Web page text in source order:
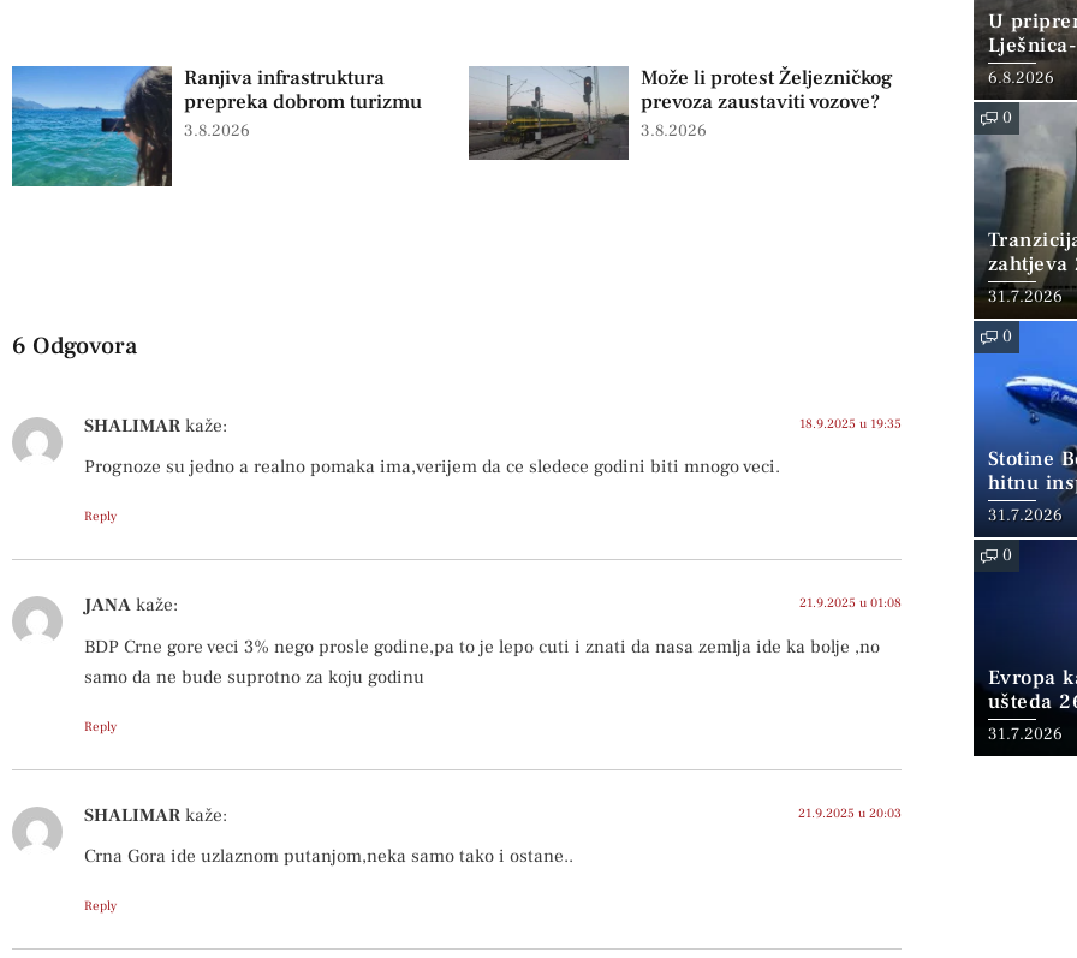
Ranjiva infrastruktura
prepreka dobrom turizmu
3.8.2026
Može li protest Željezničkog
prevoza zaustaviti vozove?
3.8.2026
6 Odgovora
SHALIMAR kaže: 18.9.2025 u 19:35
Prognoze su jedno a realno pomaka ima,verijem da ce sledece godini biti mnogo veci.
Reply
JANA kaže: 21.9.2025 u 01:08
BDP Crne gore veci 3% nego prosle godine,pa to je lepo cuti i znati da nasa zemlja ide ka bolje ,no
samo da ne bude suprotno za koju godinu
Reply
SHALIMAR kaže: 21.9.2025 u 20:03
Crna Gora ide uzlaznom putanjom,neka samo tako i ostane..
Reply
U
miliona
6.8.2026
0
WNA
31.7.2026
0
Stotine
hitnu
31.7.2026
0
Evropa
ušteda
31.7.2026